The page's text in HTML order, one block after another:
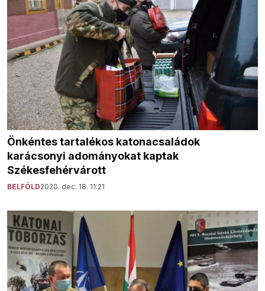
Önkéntes tartalékos katonacsaládok
karácsonyi adományokat kaptak
Székesfehérvárott
BELFÖLD2020. dec. 18. 11:21